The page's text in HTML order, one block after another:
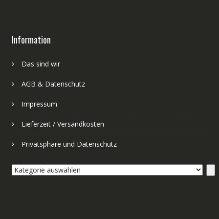
Information
Das sind wir
AGB & Datenschutz
Impressum
Lieferzeit / Versandkosten
Privatsphäre und Datenschutz
Kategorie